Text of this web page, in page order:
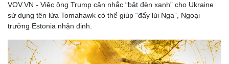
VOV.VN - Việc ông Trump cân nhắc “bật đèn xanh” cho Ukraine
sử dụng tên lửa Tomahawk có thể giúp “đẩy lùi Nga”, Ngoại
trưởng Estonia nhận định.